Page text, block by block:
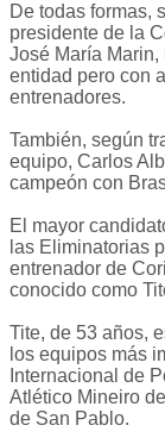
De todas formas,
presidente de la
José María
entidad pero con
entrenadores.
También, según
equipo, Carlos
campeón con
El mayor
las Eliminatorias
entrenador de
conocido como
Tite, de 53 años,
los equipos más
Internacional de
Atlético Mineiro
de San Pablo.